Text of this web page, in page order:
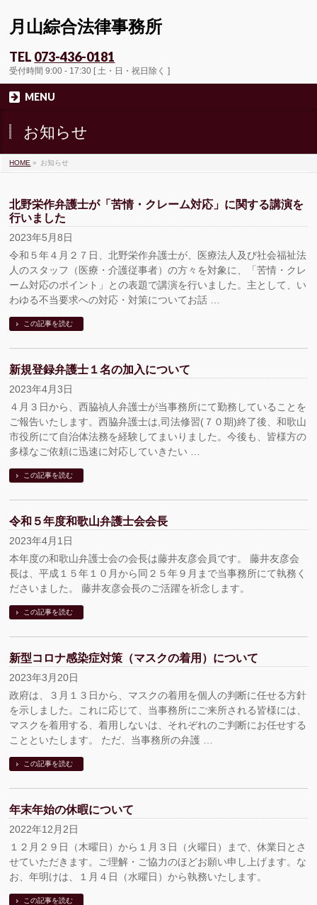
月山綜合法律事務所
TEL 073-436-0181
受付時間 9:00 - 17:30 [ 土・日・祝日除く ]
MENU
お知らせ
HOME » お知らせ
北野栄作弁護士が「苦情・クレーム対応」に関する講演を
行いました
2023年5月8日
令和５年４月２７日、北野栄作弁護士が、医療法人及び社会福祉法
人のスタッフ（医療・介護従事者）の方々を対象に、「苦情・クレ
ーム対応のポイント」との表題で講演を行いました。主として、い
わゆる不当要求への対応・対策についてお話 …
この記事を読む
新規登録弁護士１名の加入について
2023年4月3日
４月３日から、西脇禎人弁護士が当事務所にて勤務していることを
ご報告いたします。西脇弁護士は,司法修習(７０期)終了後、和歌山
市役所にて自治体法務を経験してまいりました。今後も、皆様方の
多様なご依頼に迅速に対応していきたい …
この記事を読む
令和５年度和歌山弁護士会会長
2023年4月1日
本年度の和歌山弁護士会の会長は藤井友彦会員です。 藤井友彦会
長は、平成１５年１０月から同２５年９月まで当事務所にて執務く
ださいました。 藤井友彦会長のご活躍を祈念します。
この記事を読む
新型コロナ感染症対策（マスクの着用）について
2023年3月20日
政府は、３月１３日から、マスクの着用を個人の判断に任せる方針
を示しました。これに応じて、当事務所にご来所される皆様には、
マスクを着用する、着用しないは、それぞれのご判断にお任せする
ことといたします。 ただ、当事務所の弁護 …
この記事を読む
年末年始の休暇について
2022年12月2日
１２月２９日（木曜日）から１月３日（火曜日）まで、休業日とさ
せていただきます。ご理解・ご協力のほどお願い申し上げます。な
お、年明けは、１月４日（水曜日）から執務いたします。
この記事を読む